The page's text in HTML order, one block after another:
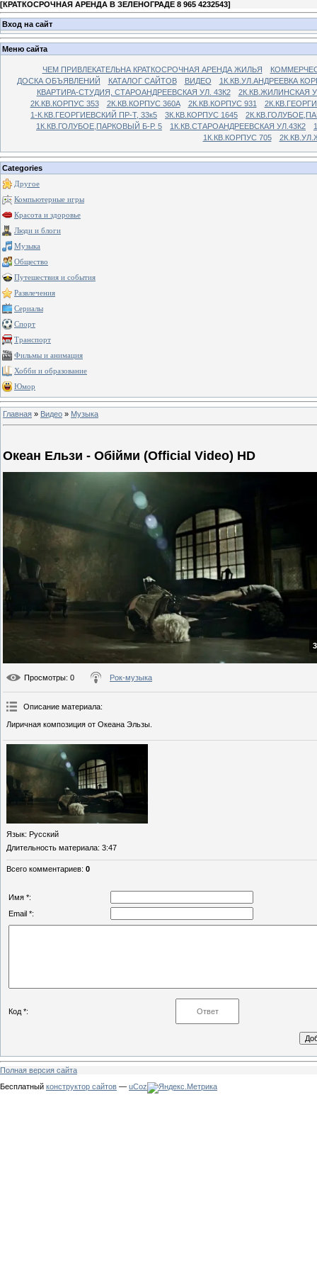
[КРАТКОСРОЧНАЯ АРЕНДА В ЗЕЛЕНОГРАДЕ 8 965 4232543]
Вход на сайт
Меню сайта
ЧЕМ ПРИВЛЕКАТЕЛЬНА КРАТКОСРОЧНАЯ АРЕНДА ЖИЛЬЯ
ДОСКА ОБЪЯВЛЕНИЙ
КАТАЛОГ САЙТОВ ВИДЕО
1К.КВ.УЛ.АНДРЕЕВКА
КВАРТИРА-СТУДИЯ, СТАРОАНДРЕЕВСКАЯ УЛ. 43К2
2К.КВ.ЖИЛИНСКАЯ
2К.КВ.КОРПУС 353
2К.КВ.КОРПУС 360А 2К.КВ.КОРПУС 931
1-К.КВ.ГЕОРГИЕВСКИЙ ПР-Т, 33к5
3К.КВ.КОРПУС 1645
1К.КВ.ГОЛУБОЕ,ПАРКОВЫЙ Б-Р. 5
1К.КВ.СТАРОАНДРЕЕВСКАЯ УЛ.43К2
1К.КВ.КОРПУС 705
Categories
Другое
Компьютерные игры
Красота и здоровье
Люди и блоги
Музыка
Общество
Путешествия и события
Развлечения
Сериалы
Спорт
Транспорт
Фильмы и анимация
Хобби и образование
Юмор
Главная » Видео » Музыка
Океан Ельзи - Обійми (Official Video) HD
Просмотры: 0 Рок-музыка
Описание материала:
Лиричная композиция от Океана Эльзы.
Язык: Русский
Длительность материала: 3:47
Всего комментариев: 0
Имя *:
Email *:
Код *:
Полная версия сайта
Бесплатный конструктор сайтов — uCoz